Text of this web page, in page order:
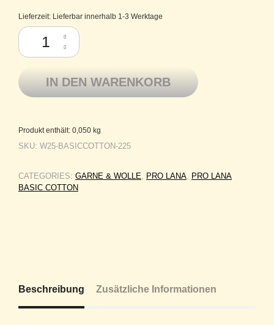
Lieferzeit: Lieferbar innerhalb 1-3 Werktage
Pro Lana Baumwolle mercerisiert Basic Cotton 225 apricot Menge
IN DEN WARENKORB
Produkt enthält: 0,050 kg
SKU: W25-BASICCOTTON-225
CATEGORIES: GARNE & WOLLE, PRO LANA, PRO LANA
BASIC COTTON
Beschreibung Zusätzliche Informationen